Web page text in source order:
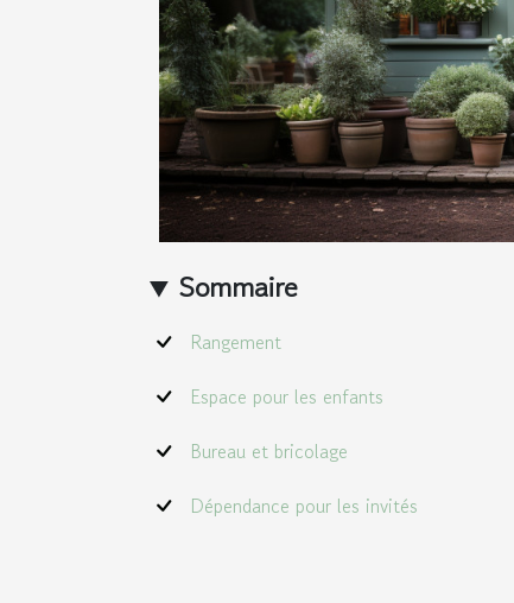
Sommaire
Rangement
Espace pour les enfants
Bureau et bricolage
Dépendance pour les invités